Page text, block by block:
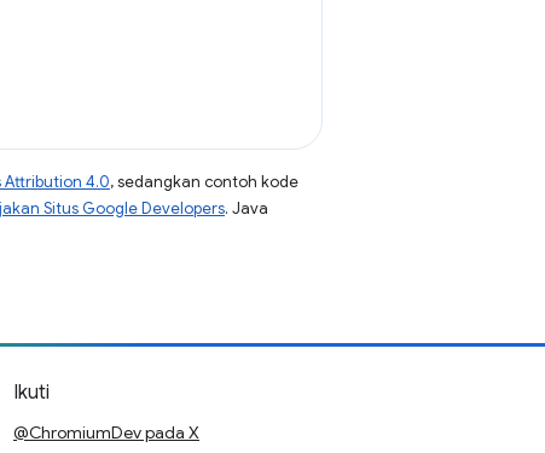
Attribution 4.0, sedangkan contoh kode
Situs Google Developers. Java
Ikuti
@ChromiumDev pada X